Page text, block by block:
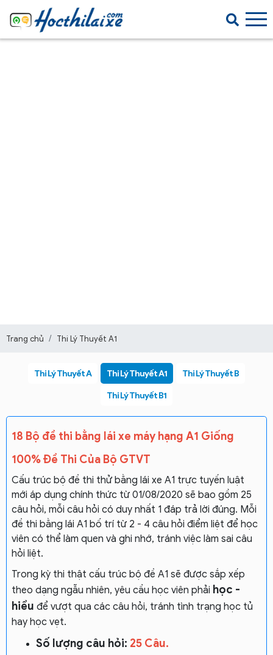
Trang chủ Thi Lý Thuyết A1
Thi Lý Thuyết A Thi Lý Thuyết A1 Thi Lý Thuyết B
Thi Lý Thuyết B1
18 Bộ đề thi bằng lái xe máy hạng A1 Giống
100% Đề Thi Của Bộ GTVT
Cấu trúc bộ đề thi thử bằng lái xe A1 trực tuyến luật
mới áp dụng chính thức từ 01/08/2020 sẽ bao gồm 25
câu hỏi, mỗi câu hỏi có duy nhất 1 đáp trả lời đúng. Mỗi
đề thi bằng lái A1 bố trí từ 2 - 4 câu hỏi điểm liệt để học
viên có thể làm quen và ghi nhớ, tránh việc làm sai câu
hỏi liệt.
Trong kỳ thi thật cấu trúc bộ đề A1 sẽ được sắp xếp
theo dạng ngẫu nhiên, yêu cầu học viên phải học -
hiểu để vượt qua các câu hỏi, tránh tình trạng học tủ
hay học vẹt.
Số lượng câu hỏi: 25 Câu.